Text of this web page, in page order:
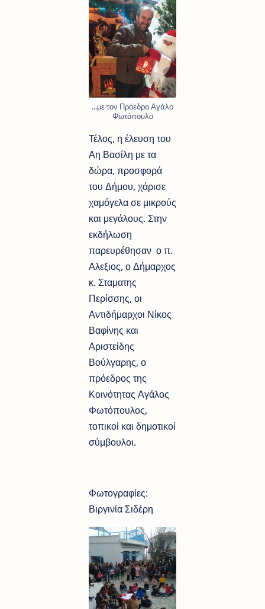
...με τον Πρόεδρο Αγάλο
Φωτόπουλο
Τέλος, η έλευση του
Αη Βασίλη με τα
δώρα, προσφορά
του Δήμου, χάρισε
χαμόγελα σε μικρούς
και μεγάλους. Στην
εκδήλωση
παρευρέθησαν ο π.
Αλεξιος, ο Δήμαρχος
κ. Σταματης
Περίσσης, οι
Αντιδήμαρχοι Νίκος
Βαφίνης και
Αριστείδης
Βούλγαρης, ο
πρόεδρος της
Κοινότητας Αγάλος
Φωτόπουλος,
τοπικοί και δημοτικοί
σύμβουλοι.
Φωτογραφίες:
Βιργινία Σιδέρη